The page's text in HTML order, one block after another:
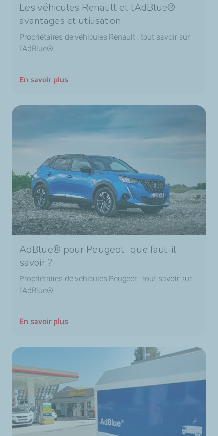
Les véhicules Renault et l’AdBlue® :
avantages et utilisation
Propriétaires de véhicules Renault : tout savoir sur
l’AdBlue®
En savoir plus
AdBlue® pour Peugeot : que faut-il
savoir ?
Propriétaires de véhicules Peugeot : tout savoir sur
l’AdBlue®.
En savoir plus